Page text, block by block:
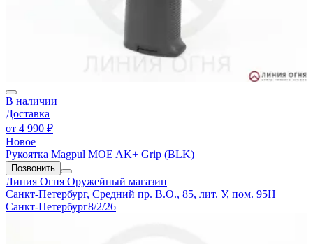
В наличии
Доставка
от 4 990 ₽
Новое
Рукоятка Magpul MOE AK+ Grip (BLK)
Позвонить
Линия Огня Оружейный магазин
Санкт-Петербург, Средний пр. В.О., 85, лит. У, пом. 95Н
Санкт-Петербург8/2/26